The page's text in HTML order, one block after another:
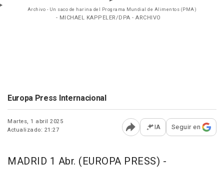
Archivo - Un saco de harina del Programa Mundial de Alimentos (PMA)
- MICHAEL KAPPELER/DPA - ARCHIVO
Europa Press Internacional
Martes, 1 abril 2025
Actualizado: 21:27
Abrir opciones para
IA Seguir en
MADRID 1 Abr. (EUROPA PRESS) -